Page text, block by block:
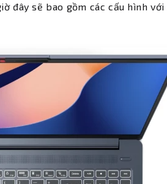
đây sẽ bao gồm các cấu hình